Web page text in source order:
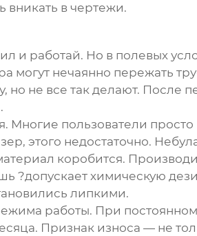
в чертежи.
и работай. Но в полевых
нечаянно пережать
но не все так делают. После
пользователи
этого недостаточно.
коробится.
?допускает химическую
липкими.
работы. При
Признак износа — не